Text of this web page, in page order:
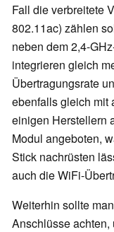
Fall die verbreitete
802.11ac) zählen
neben dem 2,4-
integrieren gleich
Übertragungsrate
ebenfalls gleich mit
einigen Herstellern
Modul angeboten,
Stick nachrüsten
auch die WiFi-
Weiterhin sollte
Anschlüsse